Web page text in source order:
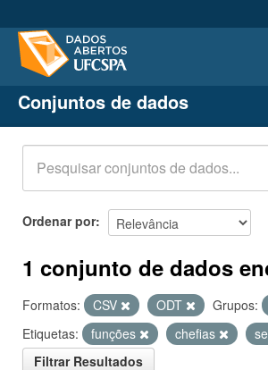
Conjuntos de dados
Organizações
Grupos
Sobre
Conjuntos de dados
Ordenar por
1 conjunto de dados
Formatos: CSV ODT Grupos:
Etiquetas:
funções chefias
Filtrar Resultados